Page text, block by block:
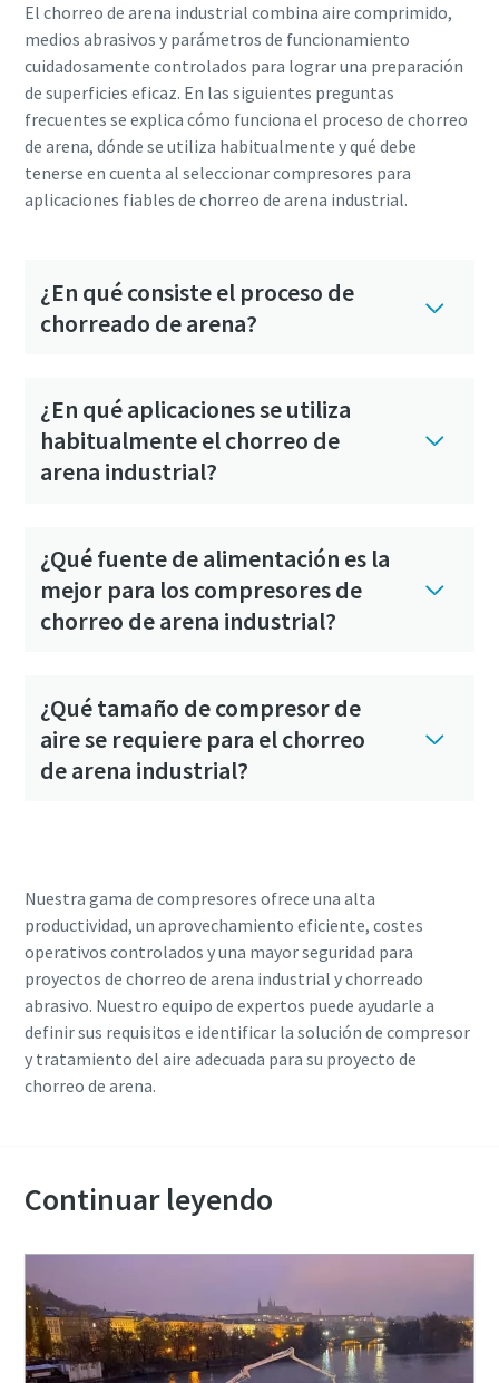
El chorreo de arena industrial combina aire comprimido,
medios abrasivos y parámetros de funcionamiento
cuidadosamente controlados para lograr una preparación
de superficies eficaz. En las siguientes preguntas
frecuentes se explica cómo funciona el proceso de chorreo
de arena, dónde se utiliza habitualmente y qué debe
tenerse en cuenta al seleccionar compresores para
aplicaciones fiables de chorreo de arena industrial.
¿En qué consiste el proceso de
chorreado de arena?
¿En qué aplicaciones se utiliza
habitualmente el chorreo de
arena industrial?
¿Qué fuente de alimentación es la
mejor para los compresores de
chorreo de arena industrial?
¿Qué tamaño de compresor de
aire se requiere para el chorreo
de arena industrial?
Nuestra gama de compresores ofrece una alta
productividad, un aprovechamiento eficiente, costes
operativos controlados y una mayor seguridad para
proyectos de chorreo de arena industrial y chorreado
abrasivo. Nuestro equipo de expertos puede ayudarle a
definir sus requisitos e identificar la solución de compresor
y tratamiento del aire adecuada para su proyecto de
chorreo de arena.
Continuar leyendo